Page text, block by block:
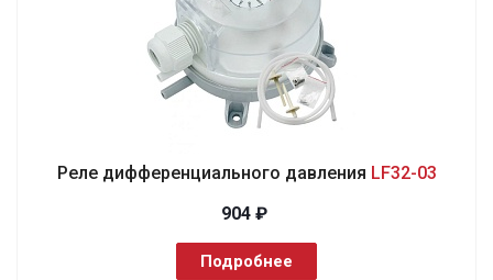
Реле дифференциального давления LF32-03
904 ₽
Подробнее